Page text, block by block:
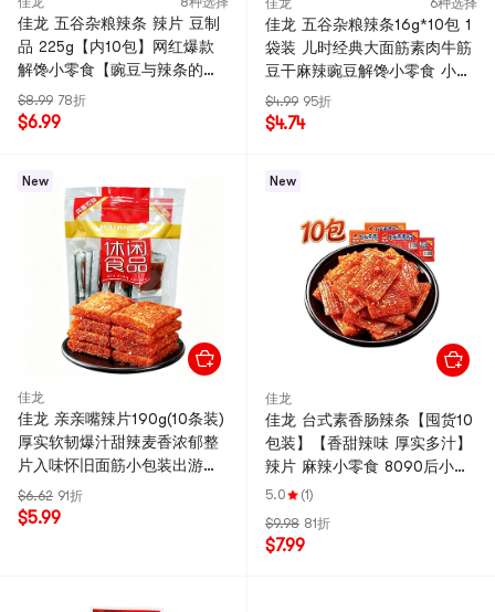
佳龙 五谷杂粮辣条 辣片 豆制
品 225g【内10包】网红爆款
解馋小零食【豌豆与辣条的碰
撞】混合口味
$8.99 78折
$6.99
佳龙 6种选择
佳龙 五谷杂粮辣条16g*10包 1
袋装 儿时经典大面筋素肉牛筋
豆干麻辣豌豆解馋小零食 小红
书推荐
$4.99 95折
$4.74
New
佳龙
佳龙 亲亲嘴辣片190g(10条装)
厚实软韧爆汁甜辣麦香浓郁整
片入味怀旧面筋小包装出游办
公零食
$6.62 91折
$5.99
New
佳龙
佳龙 台式素香肠辣条【囤货10
包装】【香甜辣味 厚实多汁】
辣片 麻辣小零食 8090后小时
候儿时回忆怀旧 童年零食 22
5.0
(1)
$9.98 81折
$7.99